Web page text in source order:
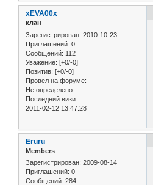
xEVA00x
клан
Зарегистрирован: 2010-10-23
Приглашений: 0
Сообщений: 112
Уважение: [+0/-0]
Позитив: [+0/-0]
Провел на форуме:
Не определено
Последний визит:
2011-02-12 13:47:28
Eruru
Members
Зарегистрирован: 2009-08-14
Приглашений: 0
Сообщений: 284